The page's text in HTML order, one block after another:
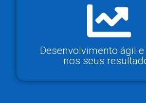
Desenvolvimento ágil
nos seus